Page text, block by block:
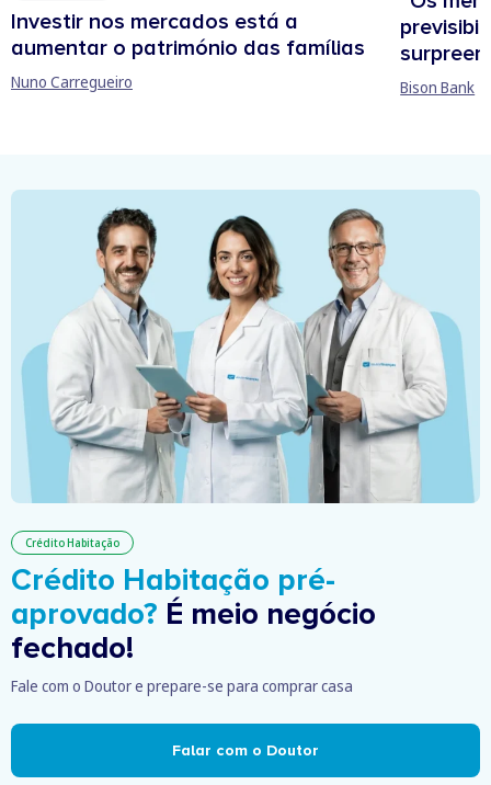
Investir nos mercados está a
aumentar o património das famílias
Nuno Carregueiro Bison Bank
Crédito Habitação
Crédito Habitação pré-
aprovado? É meio negócio
fechado!
Fale com o Doutor e prepare-se para comprar casa
Falar com o Doutor